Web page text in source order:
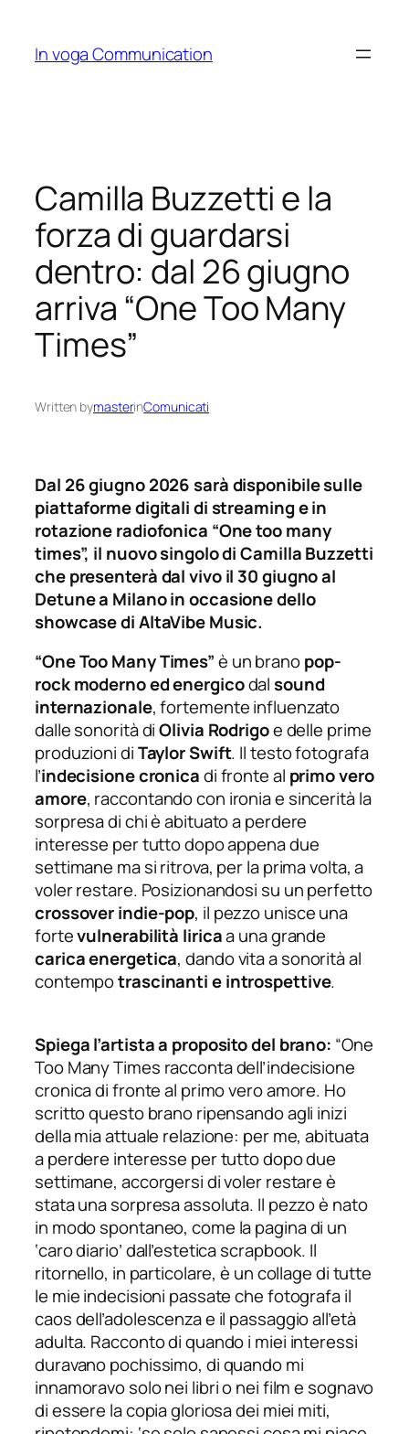
content
In voga Communication
Camilla Buzzetti e la
forza di guardarsi
dentro: dal 26 giugno
arriva “One Too Many
Times”
Written bymasterinComunicati
Dal 26 giugno 2026 sarà disponibile sulle
piattaforme digitali di streaming e in
rotazione radiofonica “One too many
times”, il nuovo singolo di Camilla Buzzetti
che presenterà dal vivo il 30 giugno al
Detune a Milano in occasione dello
showcase di AltaVibe Music.
“One Too Many Times”è un branopop-
rock moderno ed energicodalsound
internazionale, fortemente influenzato
dalle sonorità diOlivia Rodrigoe delle prime
produzioni diTaylor Swift. Il testo fotografa
l’indecisione cronicadi fronte al primo vero
amore, raccontando con ironia e sincerità la
sorpresa di chi è abituato a perdere
interesse per tutto dopo appena due
settimane ma si ritrova, per la prima volta, a
voler restare. Posizionandosi su un perfetto
crossover indie-pop, il pezzo unisce una
fortevulnerabilità liricaa una grande
carica energetica, dando vita a sonorità al
contempotrascinanti e introspettive.
Spiega l’artista a proposito del brano: “One
Too Many Times racconta dell’indecisione
cronica di fronte al primo vero amore. Ho
scritto questo brano ripensando agli inizi
della mia attuale relazione: per me, abituata
a perdere interesse per tutto dopo due
settimane, accorgersi di voler restare è
stata una sorpresa assoluta. Il pezzo è nato
in modo spontaneo, come la pagina di un
‘caro diario’ dall’estetica scrapbook. Il
ritornello, in particolare, è un collage di tutte
le mie indecisioni passate che fotografa il
caos dell’adolescenza e il passaggio all’età
adulta. Racconto di quando i miei interessi
duravano pochissimo, di quando mi
innamoravo solo nei libri o nei film e sognavo
di essere la copia gloriosa dei miei miti,